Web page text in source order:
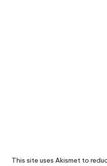
This site uses Akismet to